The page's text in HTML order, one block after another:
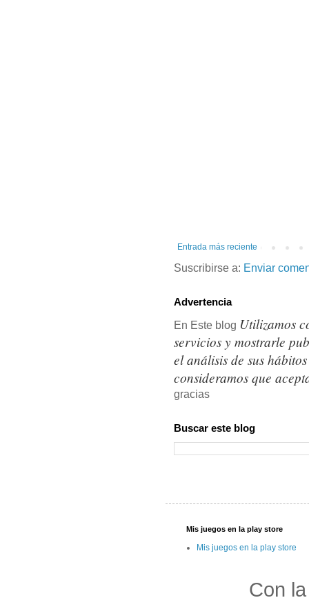
Entrada más reciente
Suscribirse a: Enviar
Advertencia
En Este blog Utilizamos
servicios y mostrarle
el análisis de sus
consideramos que
gracias
Buscar este blog
Mis juegos en la play store
Mis juegos en la play store
Con